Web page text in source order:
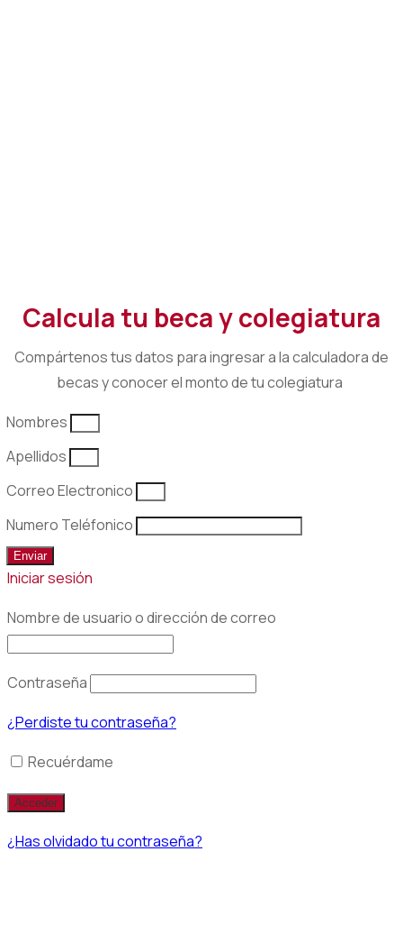
Calcula tu beca y colegiatura
Compártenos tus datos para ingresar a la calculadora de
becas y conocer el monto de tu colegiatura
Nombres
Apellidos
Correo Electronico
Numero Teléfonico
Enviar
Iniciar sesión
Nombre de usuario o dirección de correo
Contraseña
¿Perdiste tu contraseña?
Recuérdame
¿Has olvidado tu contraseña?